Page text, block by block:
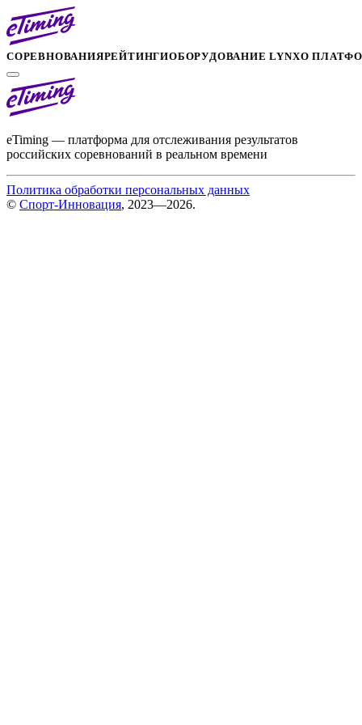
СОРЕВНОВАНИЯРЕЙТИНГИОБОРУДОВАНИЕ LYNXО
eTiming — платформа для отслеживания результатов
российских соревнований в реальном времени
Политика обработки персональных данных
© Спорт-Инновация, 2023—2026.